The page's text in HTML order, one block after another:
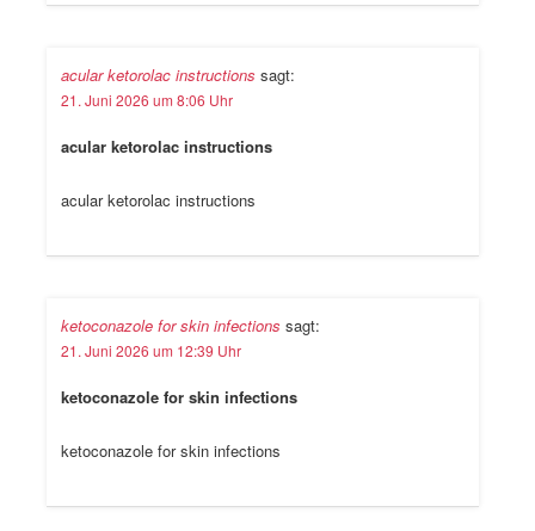
acular ketorolac instructions sagt:
21. Juni 2026 um 8:06 Uhr
acular ketorolac instructions
acular ketorolac instructions
ketoconazole for skin infections sagt:
21. Juni 2026 um 12:39 Uhr
ketoconazole for skin infections
ketoconazole for skin infections